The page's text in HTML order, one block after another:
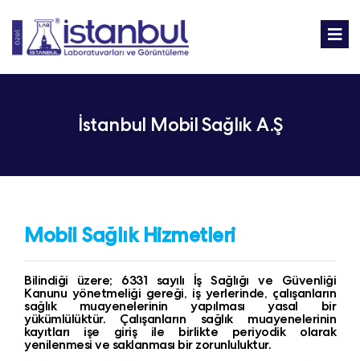
İstanbul Mobil Sağlık A.Ş
Mobil Sağlık Hizmetleri
Bilindiği üzere; 6331 sayılı İş Sağlığı ve Güvenliği
Kanunu yönetmeliği gereği, iş yerlerinde, çalışanların
sağlık muayenelerinin yapılması yasal bir
yükümlülüktür. Çalışanların sağlık muayenelerinin
kayıtları işe giriş ile birlikte periyodik olarak
yenilenmesi ve saklanması bir zorunluluktur.